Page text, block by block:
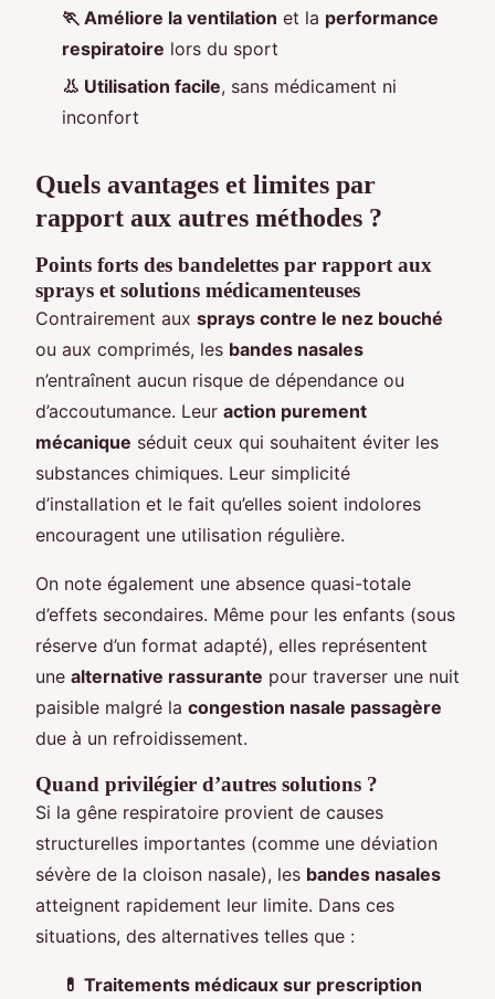
🏃 Améliore la ventilation et la performance
respiratoire lors du sport
👃 Utilisation facile, sans médicament ni
inconfort
Quels avantages et limites par
rapport aux autres méthodes ?
Points forts des bandelettes par rapport aux
sprays et solutions médicamenteuses
Contrairement aux sprays contre le nez bouché
ou aux comprimés, les bandes nasales
n’entraînent aucun risque de dépendance ou
d’accoutumance. Leur action purement
mécanique séduit ceux qui souhaitent éviter les
substances chimiques. Leur simplicité
d’installation et le fait qu’elles soient indolores
encouragent une utilisation régulière.
On note également une absence quasi-totale
d’effets secondaires. Même pour les enfants (sous
réserve d’un format adapté), elles représentent
une alternative rassurante pour traverser une nuit
paisible malgré la congestion nasale passagère
due à un refroidissement.
Quand privilégier d’autres solutions ?
Si la gêne respiratoire provient de causes
structurelles importantes (comme une déviation
sévère de la cloison nasale), les bandes nasales
atteignent rapidement leur limite. Dans ces
situations, des alternatives telles que :
💊 Traitements médicaux sur prescription